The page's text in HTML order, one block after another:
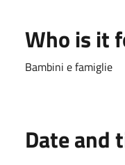
Who is it
Bambini e famiglie
Date and